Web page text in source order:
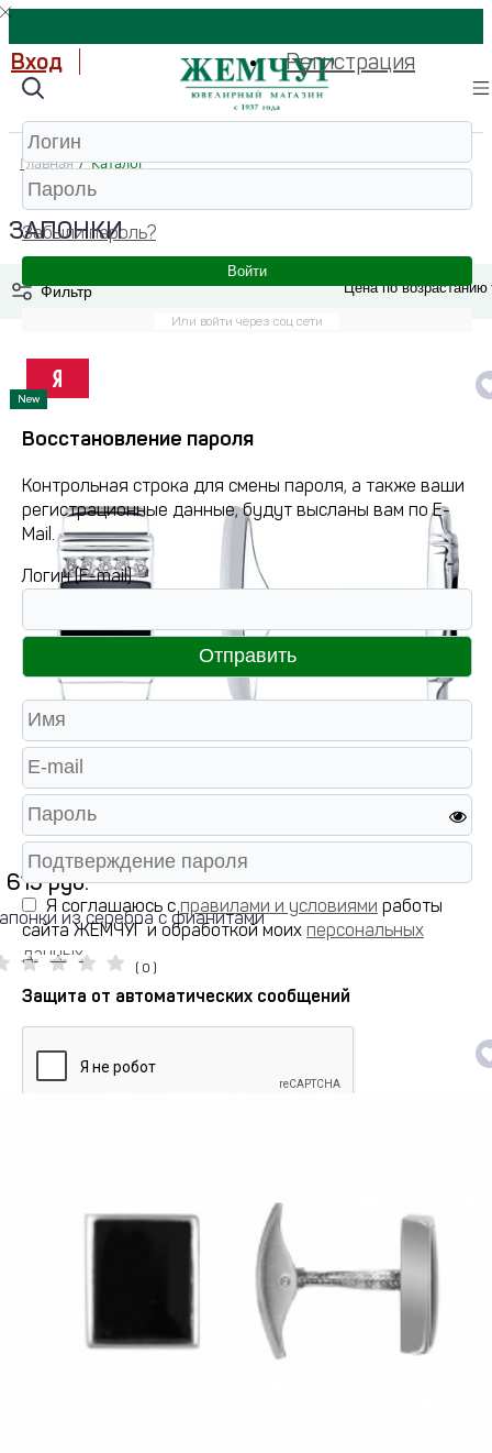
Главная / Каталог
ЗАПОНКИ
Фильтр
New
615 руб.
из серебра с фианитами
( 0 )
Вход Регистрация
Забыли пароль?
Войти
Или войти через соц сети
Восстановление пароля
Контрольная строка для смены пароля, а также ваши
регистрационные данные, будут высланы вам по E-
Mail.
Логин (E-mail)
Я соглашаюсь с правилами и условиями работы
сайта ЖЕМЧУГ и обработкой моих персональных
данных
Защита от автоматических сообщений